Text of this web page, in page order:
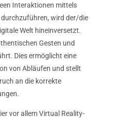
Interaktionen mittels
wird der/die
Welt hineinversetzt.
Gesten und
Dies ermöglicht eine
von Abläufen und stellt
an die korrekte
vor allem Virtual Reality-